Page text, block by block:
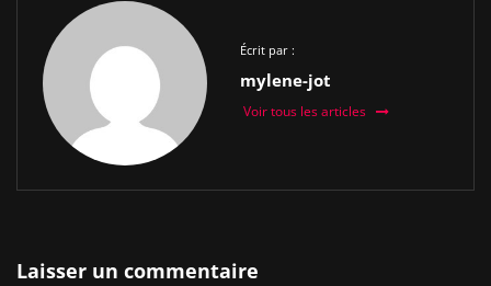
Écrit par :
mylene-jot
Voir tous les articles
Laisser un commentaire